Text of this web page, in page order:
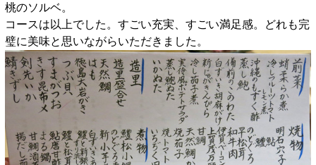
桃のソルベ。
コースは以上でした。すごい充実、すごい満足感。どれも完
璧に美味と思いながらいただきました。